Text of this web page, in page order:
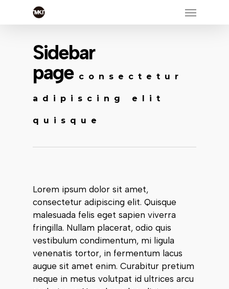
Menu
Sidebar
page consectetur
adipiscing elit
quisque
Lorem ipsum dolor sit amet,
consectetur adipiscing elit. Quisque
malesuada felis eget sapien viverra
fringilla. Nullam placerat, odio quis
vestibulum condimentum, mi ligula
venenatis tortor, in fermentum lacus
augue sit amet enim. Curabitur pretium
neque in metus volutpat id ultrices arcu